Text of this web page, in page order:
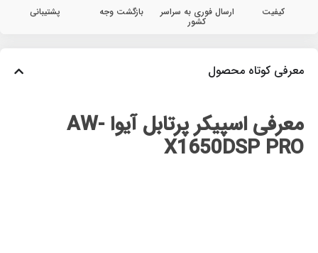
کیفیت ارسال فوری به سراسر
کشور
بازگشت وجه پشتیبانی
معرفی کوتاه محصول
معرفی اسپیکر پرتابل آیوا AW-
X1650DSP PRO